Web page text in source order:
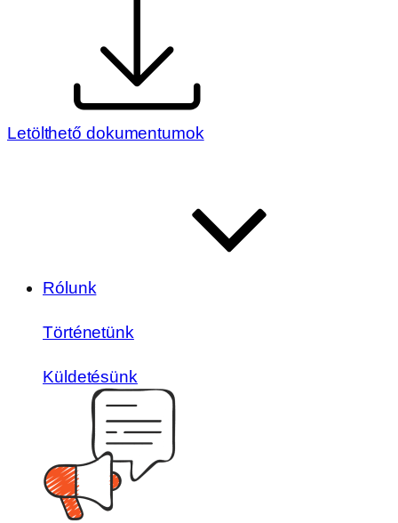
Letölthető dokumentumok
Rólunk
Történetünk
Küldetésünk